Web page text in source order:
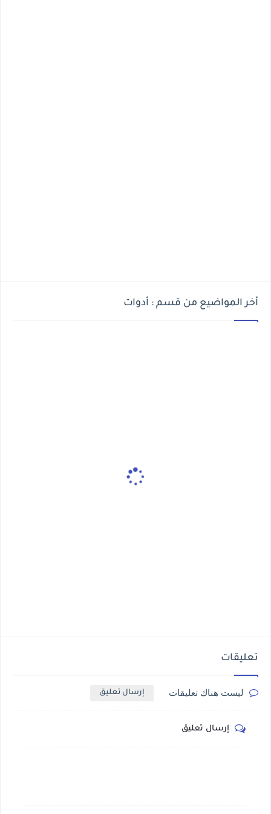
أخر المواضيع من قسم : أدوات
تعليقات
ليست هناك تعليقات إرسال تعليق
إرسال تعليق